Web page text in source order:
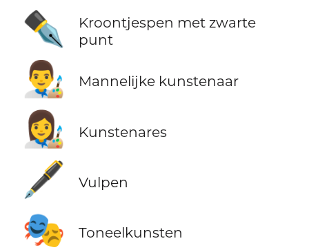
✒️
Kroontjespen met zwarte
punt
👨‍🎨 Mannelijke kunstenaar
👩‍🎨 Kunstenares
🖋️ Vulpen
🎭 Toneelkunsten